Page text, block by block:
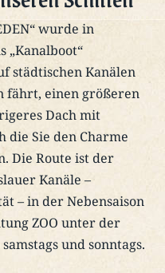
wurde in
„Kanalboot“
städtischen Kanälen
fährt, einen größeren
Dach mit
die Sie den Charme
Die Route ist der
Kanäle –
– in der Nebensaison
ZOO unter der
und sonntags.